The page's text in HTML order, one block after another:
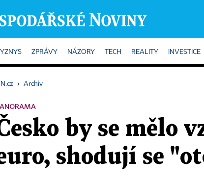
ZPRÁVY NÁZORY TECH REALITY INVESTICE
› Archiv
by se mělo
shodují se